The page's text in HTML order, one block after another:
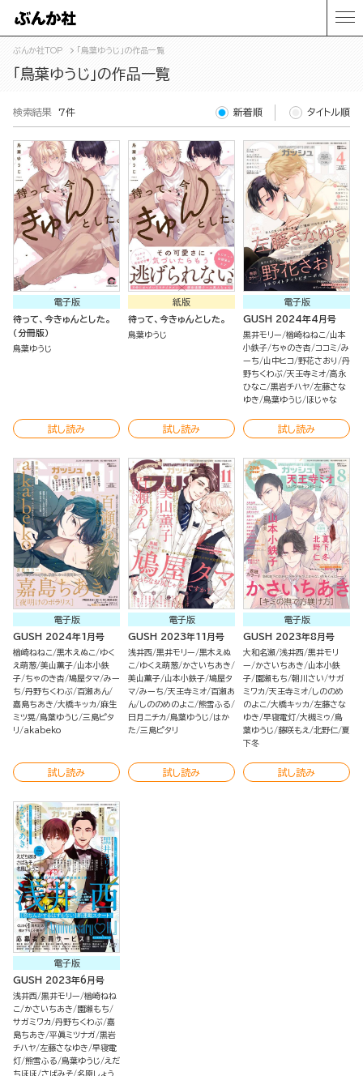
ぶんか社TOP 「鳥葉ゆうじ」の作品一覧
「鳥葉ゆうじ」の作品一覧
検索結果 7件 新着順 タイトル順
電子版
待って、今きゅんとした。
（分冊版）
鳥葉ゆうじ
試し読み
紙版
待って、今きゅんとした。
鳥葉ゆうじ
試し読み
電子版
GUSH 2024年4月号
黒井モリー 楢崎ねねこ
山本
小鉄子 ちゃのき杏 ココミ み
ーち
山中ヒコ 野花さおり
丹
野ちくわぶ 天王寺ミオ 高永
ひなこ 黒岩チハヤ 左藤さな
ゆき
鳥葉ゆうじ ほじゃな
試し読み
電子版
GUSH 2024年1月号
楢崎ねねこ 黒木えぬこ
ゆく
え萌葱 美山薫子 山本小鉄
子 ちゃのき杏 鳩屋タマ みー
ち 丹野ちくわぶ 百瀬あん
嘉島ちあき 大橋キッカ 麻生
ミツ晃 鳥葉ゆうじ 三島ピタ
リ
akabeko
試し読み
電子版
GUSH 2023年11月号
浅井西 黒井モリー 黒木えぬ
こ
ゆくえ萌葱 かさいちあき
美山薫子 山本小鉄子 鳩屋タ
マ みーち 天王寺ミオ 百瀬あ
ん しののめのよこ 熊雪ふる
日月ニチカ
鳥葉ゆうじ
はか
た 三島ピタリ
試し読み
電子版
GUSH 2023年8月号
大和名瀬 浅井西 黒井モリ
ー
かさいちあき
山本小鉄
子 園瀬もち 朝川さい サガ
ミワカ 天王寺ミオ しののめ
のよこ 大橋キッカ 左藤さな
ゆき 早寝電灯 大槻ミゥ
鳥
葉ゆうじ 藤咲もえ 北野仁 夏
下冬
試し読み
電子版
GUSH 2023年6月号
浅井西 黒井モリー 楢崎ねね
こ
かさいちあき
園瀬もち
サガミワカ 丹野ちくわぶ 嘉
島ちあき 平眞ミツナガ 黒岩
チハヤ 左藤さなゆき 早寝電
灯 熊雪ふる 鳥葉ゆうじ
えだ
ちほほ さばみそ 名原しょう